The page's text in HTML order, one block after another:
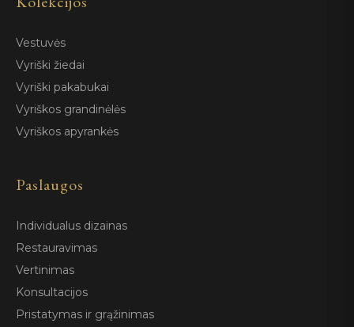
Vestuvės
Vyriški žiedai
Vyriški pakabukai
Vyriškos grandinėlės
Vyriškos apyrankės
Paslaugos
Individualus dizainas
Restauravimas
Vertinimas
Konsultacijos
Pristatymas ir grąžinimas